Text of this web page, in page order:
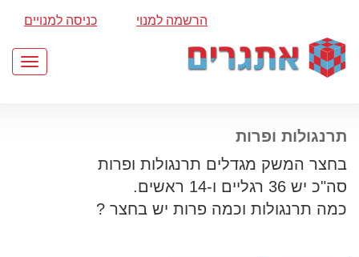
הרשמה למנוי כניסה למנויים
תרנגולות ופרות
בחצר המשק מגדלים תרנגולות ופרות
סה"כ יש 36 רגליים ו-14 ראשים.
כמה תרנגולות וכמה פרות יש בחצר ?